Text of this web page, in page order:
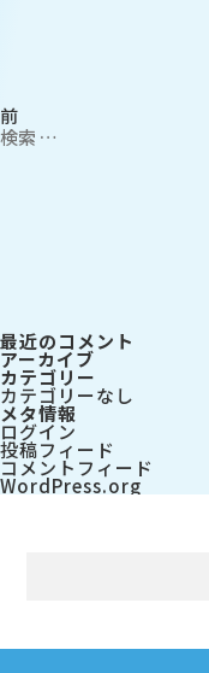
前
検
索:
最近のコメント
アーカイブ
カテゴリー
カテゴリーなし
メタ情報
ログイン
投稿フィード
コメントフィード
WordPress.org